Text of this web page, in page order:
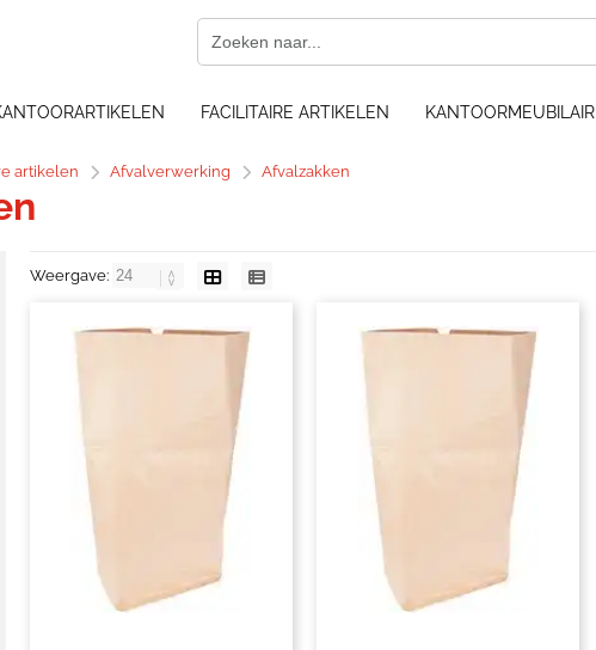
FACILITAIRE ARTIKELEN KANTOORMEUBILAIR
artikelen Afvalverwerking Afvalzakken
Weergave: